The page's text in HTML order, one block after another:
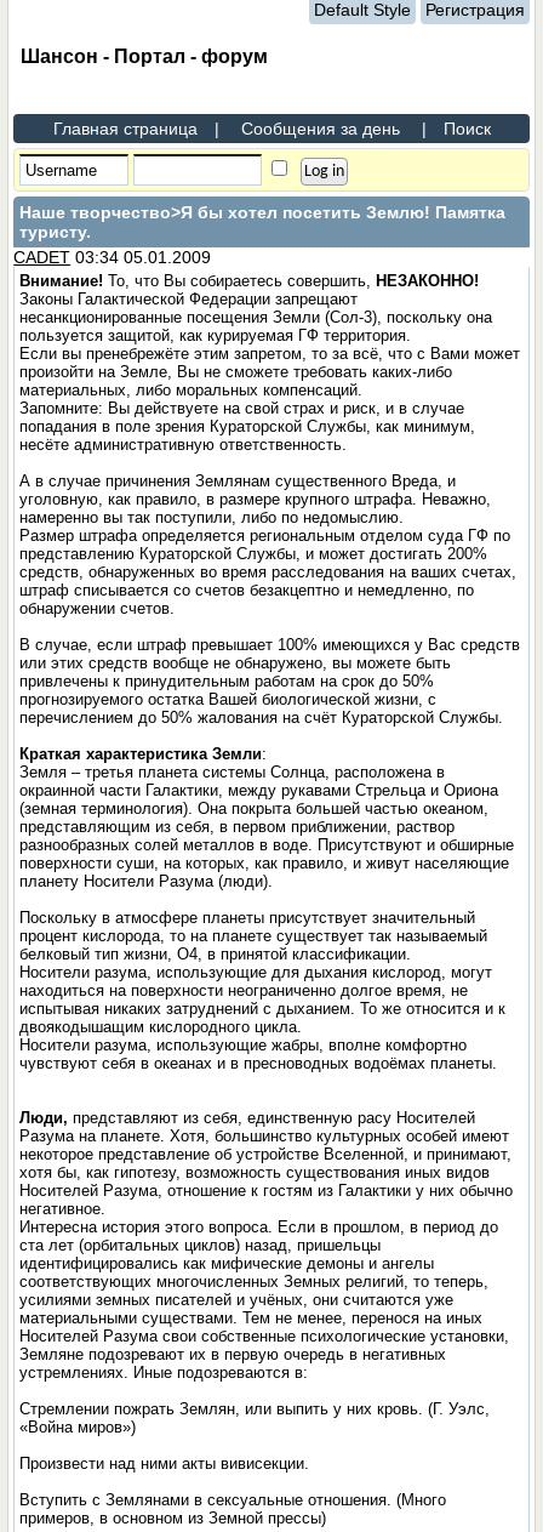
Default Style Регистрация
Шансон - Портал - форум
Главная страница | Сообщения за день | Поиск
Наше творчество>Я бы хотел посетить Землю! Памятка
туристу.
CADET 03:34 05.01.2009
Внимание! То, что Вы собираетесь совершить, НЕЗАКОННО!
Законы Галактической Федерации запрещают
несанкционированные посещения Земли (Сол-3), поскольку она
пользуется защитой, как курируемая ГФ территория.
Если вы пренебрежёте этим запретом, то за всё, что с Вами может
произойти на Земле, Вы не сможете требовать каких-либо
материальных, либо моральных компенсаций.
Запомните: Вы действуете на свой страх и риск, и в случае
попадания в поле зрения Кураторской Службы, как минимум,
несёте административную ответственность.
А в случае причинения Землянам существенного Вреда, и
уголовную, как правило, в размере крупного штрафа. Неважно,
намеренно вы так поступили, либо по недомыслию.
Размер штрафа определяется региональным отделом суда ГФ по
представлению Кураторской Службы, и может достигать 200%
средств, обнаруженных во время расследования на ваших счетах,
штраф списывается со счетов безакцептно и немедленно, по
обнаружении счетов.
В случае, если штраф превышает 100% имеющихся у Вас средств
или этих средств вообще не обнаружено, вы можете быть
привлечены к принудительным работам на срок до 50%
прогнозируемого остатка Вашей биологической жизни, с
перечислением до 50% жалования на счёт Кураторской Службы.
Краткая характеристика Земли:
Земля – третья планета системы Солнца, расположена в
окраинной части Галактики, между рукавами Стрельца и Ориона
(земная терминология). Она покрыта большей частью океаном,
представляющим из себя, в первом приближении, раствор
разнообразных солей металлов в воде. Присутствуют и обширные
поверхности суши, на которых, как правило, и живут населяющие
планету Носители Разума (люди).
Поскольку в атмосфере планеты присутствует значительный
процент кислорода, то на планете существует так называемый
белковый тип жизни, О4, в принятой классификации.
Носители разума, использующие для дыхания кислород, могут
находиться на поверхности неограниченно долгое время, не
испытывая никаких затруднений с дыханием. То же относится и к
двоякодышащим кислородного цикла.
Носители разума, использующие жабры, вполне комфортно
чувствуют себя в океанах и в пресноводных водоёмах планеты.
Люди, представляют из себя, единственную расу Носителей
Разума на планете. Хотя, большинство культурных особей имеют
некоторое представление об устройстве Вселенной, и принимают,
хотя бы, как гипотезу, возможность существования иных видов
Носителей Разума, отношение к гостям из Галактики у них обычно
негативное.
Интересна история этого вопроса. Если в прошлом, в период до
ста лет (орбитальных циклов) назад, пришельцы
идентифицировались как мифические демоны и ангелы
соответствующих многочисленных Земных религий, то теперь,
усилиями земных писателей и учёных, они считаются уже
материальными существами. Тем не менее, перенося на иных
Носителей Разума свои собственные психологические установки,
Земляне подозревают их в первую очередь в негативных
устремлениях. Иные подозреваются в:
Стремлении пожрать Землян, или выпить у них кровь. (Г. Уэлс,
«Война миров»)
Произвести над ними акты вивисекции.
Вступить с Землянами в сексуальные отношения. (Много
примеров, в основном из Земной прессы)